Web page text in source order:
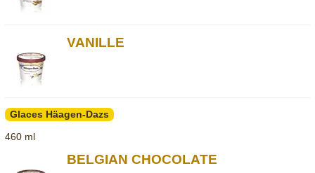
VANILLE
Glaces Häagen-Dazs
460 ml
BELGIAN CHOCOLATE